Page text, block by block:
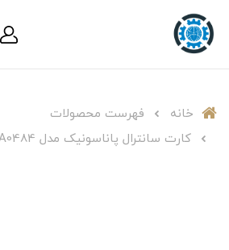
خانه
فهرست محصولات
کارت سانترال پاناسونیک مدل KX-TDA0484